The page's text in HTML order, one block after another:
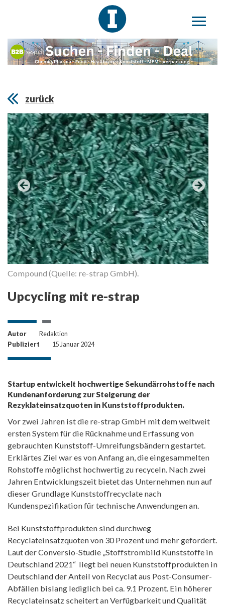
zurück
Compound (Quelle: re-strap GmbH).
Upcycling mit re-strap
Autor
Redaktion
Publiziert
15 Januar 2024
Startup entwickelt hochwertige Sekundärrohstoffe nach
Kundenanforderung zur Steigerung der
Rezyklateinsatzquoten in Kunststoffprodukten.
Vor zwei Jahren ist die re-strap GmbH mit dem weltweit
ersten System für die Rücknahme und Erfassung von
gebrauchten Kunststoff-Umreifungsbändern gestartet.
Erklärtes Ziel war es von Anfang an, die eingesammelten
Rohstoffe möglichst hochwertig zu recyceln. Nach zwei
Jahren Entwicklungszeit bietet das Unternehmen nun auf
dieser Grundlage Kunststoffrecyclate nach
Kundenspezifikation für technische Anwendungen an.
Bei Kunststoffprodukten sind durchweg
Recyclateinsatzquoten von 30 Prozent und mehr gefordert.
Laut der Conversio-Studie „Stoffstrombild Kunststoffe in
Deutschland 2021“ liegt bei neuen Kunststoffprodukten in
Deutschland der Anteil von Recyclat aus Post-Consumer-
Abfällen bislang lediglich bei ca. 9.1 Prozent. Ein höherer
Recyclateinsatz scheitert an Verfügbarkeit und Qualität